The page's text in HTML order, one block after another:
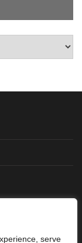
serve